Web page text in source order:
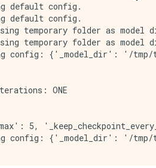
default config.
default config.
temporary folder as model
temporary folder as model
config: {'_model_dir': '/tmp/
ONE
5,
config: {'_model_dir': '/tmp/